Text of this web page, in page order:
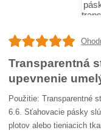
Transparentná
upevnenie
Použitie: Transparentné
6.6. Sťahovacie pásky
plotov alebo tieniacich